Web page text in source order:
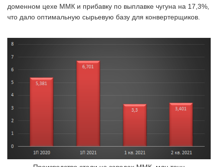
доменном цехе ММК и прибавку по выплавке чугуна на 17,3%,
что дало оптимальную сырьевую базу для конвертерщиков.